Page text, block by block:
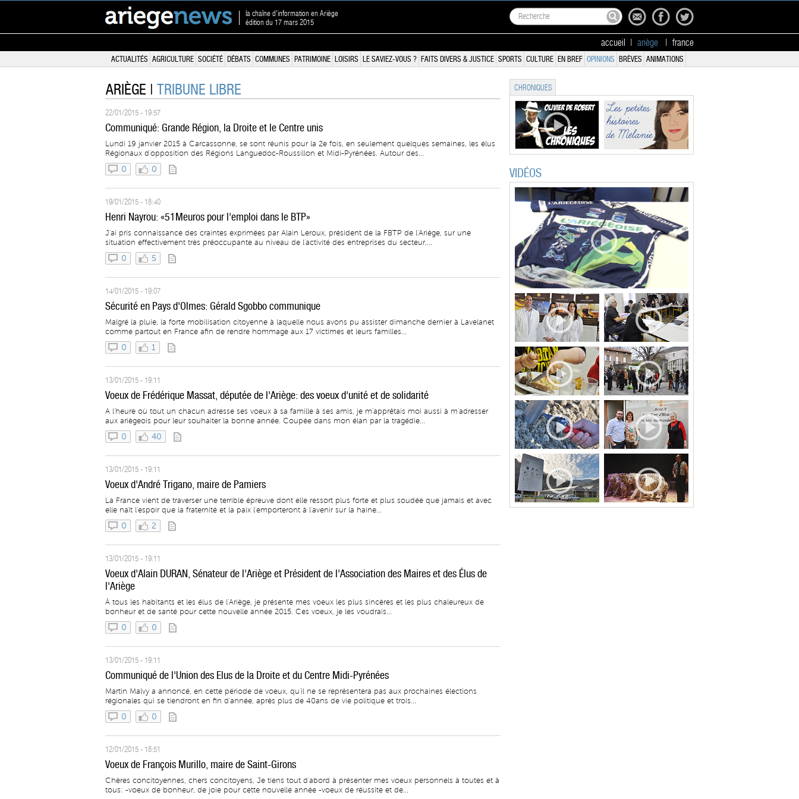
la chaîne d'information en Ariège
édition du 17 mars 2015
accueil ariège france
ACTUALITÉS AGRICULTURE SOCIÉTÉ DÉBATS COMMUNES PATRIMOINE LOISIRS LE SAVIEZ-VOUS ? FAITS DIVERS & JUSTICE SPORTS CULTURE EN BREF OPINIONS BRÈVES ANIMATIONS
ARIÈGE | TRIBUNE LIBRE
22/01/2015 - 19:57
Communiqué: Grande Région, la Droite et le Centre unis
Lundi 19 janvier 2015 à Carcassonne, se sont réunis pour la 2e fois, en seulement quelques semaines, les élus
Régionaux d'opposition des Régions Languedoc-Roussillon et Midi-Pyrénées. Autour des...
0 0
19/01/2015 - 18:40
Henri Nayrou: «51Meuros pour l'emploi dans le BTP»
J'ai pris connaissance des craintes exprimées par Alain Leroux, président de la FBTP de l'Ariège, sur une
situation effectivement très préoccupante au niveau de l'activité des entreprises du secteur,...
0 5
14/01/2015 - 19:07
Sécurité en Pays d'Olmes: Gérald Sgobbo communique
Malgré la pluie, la forte mobilisation citoyenne à laquelle nous avons pu assister dimanche dernier à Lavelanet
comme partout en France afin de rendre hommage aux 17 victimes et leurs familles...
0 1
13/01/2015 - 19:11
Voeux de Frédérique Massat, députée de l'Ariège: des voeux d'unité et de solidarité
A l'heure où tout un chacun adresse ses voeux à sa famille à ses amis, je m'apprêtais moi aussi à m'adresser
aux ariègeois pour leur souhaiter la bonne année. Coupée dans mon élan par la tragédie...
0 40
13/01/2015 - 19:11
Voeux d'André Trigano, maire de Pamiers
La France vient de traverser une terrible épreuve dont elle ressort plus forte et plus soudée que jamais et avec
elle naît l'espoir que la fraternité et la paix l'emporteront à l'avenir sur la haine...
0 2
13/01/2015 - 19:11
Voeux d'Alain DURAN, Sénateur de l'Ariège et Président de l'Association des Maires et des Élus de
l'Ariège
À tous les habitants et les élus de l'Ariège, je présente mes voeux les plus sincères et les plus chaleureux de
bonheur et de santé pour cette nouvelle année 2015. Ces voeux, je les voudrais...
0 0
13/01/2015 - 19:11
Communiqué de l'Union des Elus de la Droite et du Centre Midi-Pyrénées
Martin Malvy a annoncé, en cette période de voeux, qu'il ne se représentera pas aux prochaines élections
régionales qui se tiendront en fin d'année, après plus de 40ans de vie politique et trois...
0 0
12/01/2015 - 18:51
Voeux de François Murillo, maire de Saint-Girons
Chères concitoyennes, chers concitoyens, Je tiens tout d'abord à présenter mes voeux personnels à toutes et à
tous: -voeux de bonheur, de joie pour cette nouvelle année -voeux de réussite et de...
CHRONIQUES
VIDÉOS